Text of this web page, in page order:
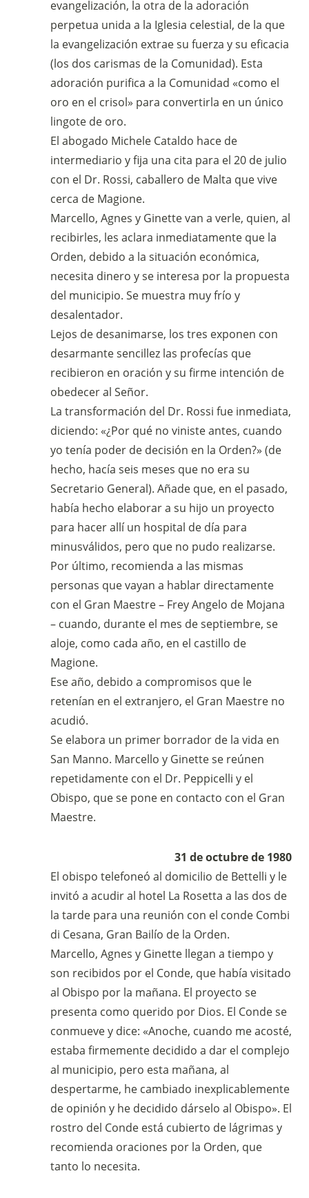
evangelización, la otra de la adoración
perpetua unida a la Iglesia celestial, de la que
la evangelización extrae su fuerza y su eficacia
(los dos carismas de la Comunidad). Esta
adoración purifica a la Comunidad «como el
oro en el crisol» para convertirla en un único
lingote de oro.
El abogado Michele Cataldo hace de
intermediario y fija una cita para el 20 de julio
con el Dr. Rossi, caballero de Malta que vive
cerca de Magione.
Marcello, Agnes y Ginette van a verle, quien, al
recibirles, les aclara inmediatamente que la
Orden, debido a la situación económica,
necesita dinero y se interesa por la propuesta
del municipio. Se muestra muy frío y
desalentador.
Lejos de desanimarse, los tres exponen con
desarmante sencillez las profecías que
recibieron en oración y su firme intención de
obedecer al Señor.
La transformación del Dr. Rossi fue inmediata,
diciendo: «¿Por qué no viniste antes, cuando
yo tenía poder de decisión en la Orden?» (de
hecho, hacía seis meses que no era su
Secretario General). Añade que, en el pasado,
había hecho elaborar a su hijo un proyecto
para hacer allí un hospital de día para
minusválidos, pero que no pudo realizarse.
Por último, recomienda a las mismas
personas que vayan a hablar directamente
con el Gran Maestre – Frey Angelo de Mojana
– cuando, durante el mes de septiembre, se
aloje, como cada año, en el castillo de
Magione.
Ese año, debido a compromisos que le
retenían en el extranjero, el Gran Maestre no
acudió.
Se elabora un primer borrador de la vida en
San Manno. Marcello y Ginette se reúnen
repetidamente con el Dr. Peppicelli y el
Obispo, que se pone en contacto con el Gran
Maestre.
31 de octubre de 1980
El obispo telefoneó al domicilio de Bettelli y le
invitó a acudir al hotel La Rosetta a las dos de
la tarde para una reunión con el conde Combi
di Cesana, Gran Bailío de la Orden.
Marcello, Agnes y Ginette llegan a tiempo y
son recibidos por el Conde, que había visitado
al Obispo por la mañana. El proyecto se
presenta como querido por Dios. El Conde se
conmueve y dice: «Anoche, cuando me acosté,
estaba firmemente decidido a dar el complejo
al municipio, pero esta mañana, al
despertarme, he cambiado inexplicablemente
de opinión y he decidido dárselo al Obispo». El
rostro del Conde está cubierto de lágrimas y
recomienda oraciones por la Orden, que
tanto lo necesita.